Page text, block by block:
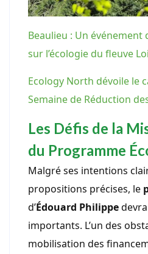
Beaulieu : Un événement
sur l’écologie du fleuve
Ecology North dévoile le
Semaine de Réduction
Les Défis de la
du Programme
Malgré ses intentions
propositions précises, le
d’Édouard Philippe
importants. L’un des
mobilisation des